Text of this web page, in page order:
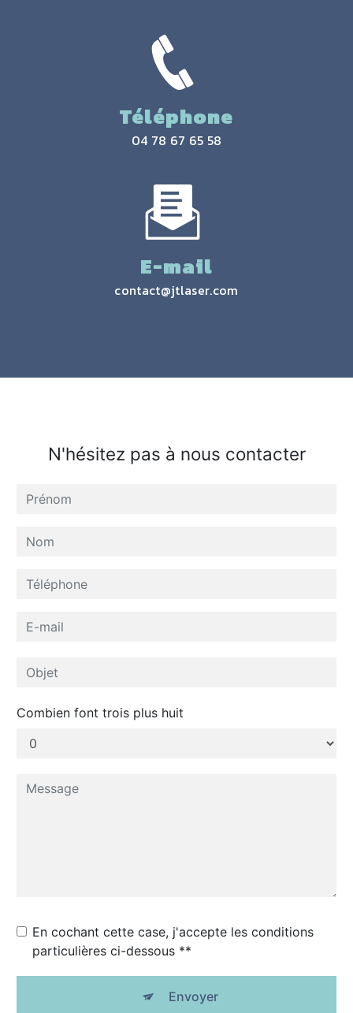
Téléphone
04 78 67 65 58
E-mail
contact@jtlaser.com
N'hésitez pas à nous contacter
Combien font trois plus huit
En cochant cette case, j'accepte les conditions
particulières ci-dessous **
Envoyer